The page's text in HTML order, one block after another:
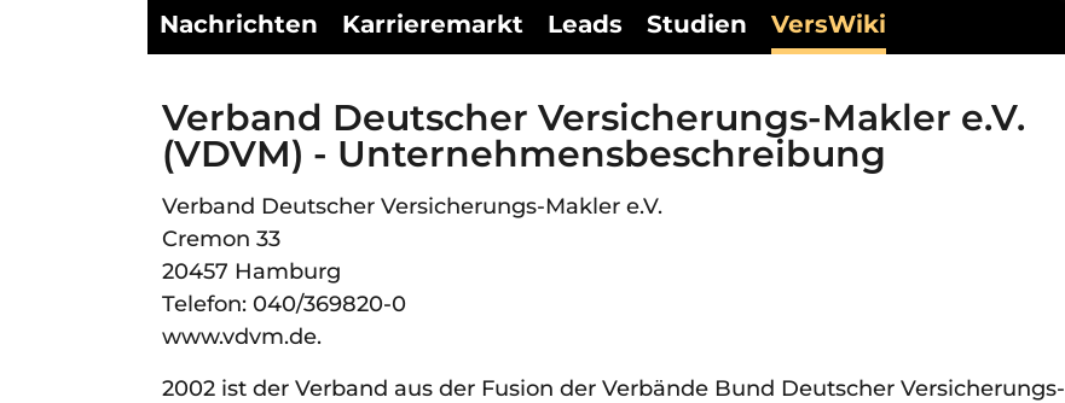
Nachrichten Karrieremarkt Leads Studien VersWiki
Verband Deutscher Versicherungs-Makler e.V.
(VDVM) - Unternehmensbeschreibung
Verband Deutscher Versicherungs-Makler e.V.
Cremon 33
20457 Hamburg
Telefon: 040/369820-0
www.vdvm.de.
2002 ist der Verband aus der Fusion der Verbände Bund Deutscher Versicherungs-